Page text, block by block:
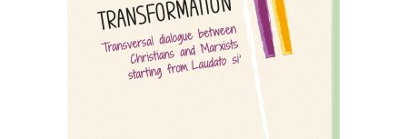
seguenti store
ACQUISTA SU AMAZON
ACQUISTA SU IBS